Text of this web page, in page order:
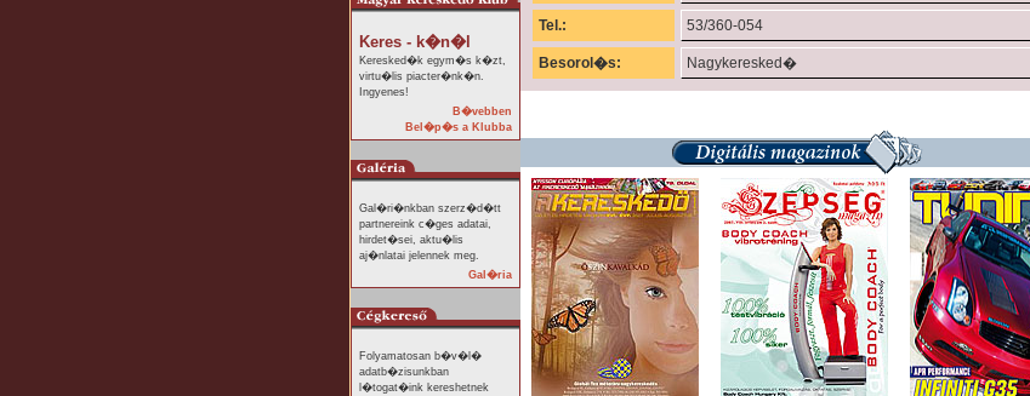
Keres - k�n�l
Keresked�k egym�s k�zt,
virtu�lis piacter�nk�n.
Ingyenes!
B�vebben
Bel�p�s a Klubba
Gal�ri�nkban szerz�d�tt
partnereink c�ges adatai,
hirdet�sei, aktu�lis
aj�nlatai jelennek meg.
Gal�ria
Folyamatosan b�v�l�
adatb�zisunkban
l�togat�ink kereshetnek
Tel.: 53/360-054
Besorol�s: Nagykeresked�